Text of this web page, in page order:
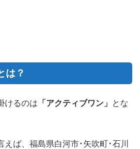
は？
けるのは 「アクティブワン」
とな
えば、福島県白河市･矢吹町･石川